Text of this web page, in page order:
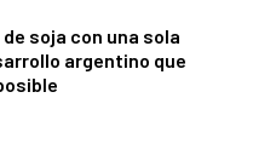
soja con una sola
argentino que